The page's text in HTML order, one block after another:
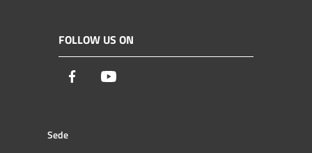
FOLLOW US ON
Facebook
Sede